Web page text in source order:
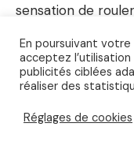
sensation de
En poursuivant
acceptez
publicités ciblées
réaliser des
Réglages de cookies